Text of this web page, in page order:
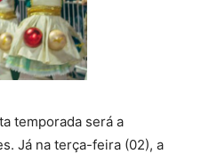
temporada será a
Já na terça-feira (02), a